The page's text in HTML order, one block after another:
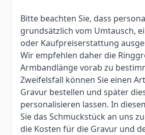
Bitte beachten Sie, dass
grundsätzlich vom Umtausch,
oder Kaufpreiserstattung
Wir empfehlen daher die
Armbandlänge vorab zu
Zweifelsfall können Sie einen
Gravur bestellen und später
personalisieren lassen. In
Sie das Schmuckstück an uns
die Kosten für die Gravur und